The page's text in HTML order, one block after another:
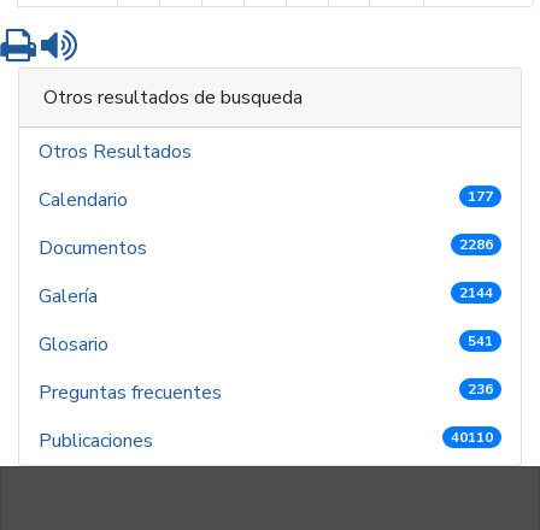
Imprimir
Otros resultados de busqueda
Otros Resultados
Calendario
177
Documentos 2286
Galería 2144
Glosario 541
Preguntas frecuentes 236
Publicaciones 40110